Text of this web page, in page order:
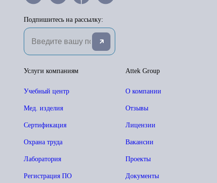
Подпишитесь на рассылку:
Attek Group
О компании
Отзывы
Лицензии
Вакансии
Проекты
Документы
Услуги компаниям
Учебный центр
Мед. изделия
Сертификация
Охрана труда
Лаборатория
Регистрация ПО